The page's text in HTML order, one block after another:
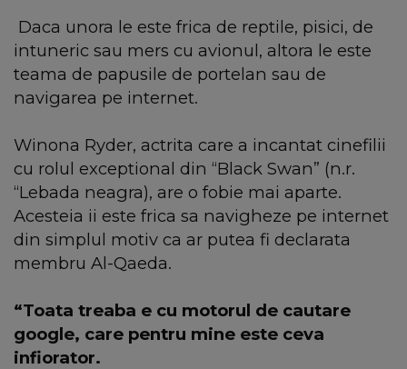
Daca unora le este frica de reptile, pisici, de
intuneric sau mers cu avionul, altora le este
teama de papusile de portelan sau de
navigarea pe internet.
Winona Ryder, actrita care a incantat cinefilii
cu rolul exceptional din “Black Swan” (n.r.
“Lebada neagra), are o fobie mai aparte.
Acesteia ii este frica sa navigheze pe internet
din simplul motiv ca ar putea fi declarata
membru Al-Qaeda.
“Toata treaba e cu motorul de cautare
google, care pentru mine este ceva
infiorator.